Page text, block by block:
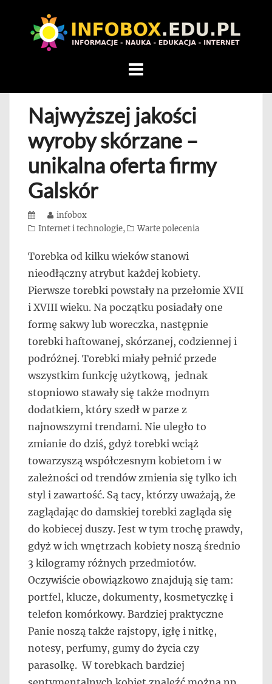
WITAMY
INFOBOX
INFORMACYJNY
STRON
blogu
przedstawiamy
przedsiębiorców,
którzy
rozwijając
innych
przedsiębiorczości
Najwyższej jakości
wyroby skórzane –
unikalna oferta firmy
Galskór
Posted
on
Author
infobox
Categories
Internet i technologie, Warte polecenia
Torebka od kilku wieków stanowi
nieodłączny atrybut każdej kobiety.
Pierwsze torebki powstały na przełomie XVII
i XVIII wieku. Na początku posiadały one
formę sakwy lub woreczka, następnie
torebki haftowanej, skórzanej, codziennej i
podróżnej. Torebki miały pełnić przede
wszystkim funkcję użytkową, jednak
stopniowo stawały się także modnym
dodatkiem, który szedł w parze z
najnowszymi trendami. Nie uległo to
zmianie do dziś, gdyż torebki wciąż
towarzyszą współczesnym kobietom i w
zależności od trendów zmienia się tylko ich
styl i zawartość. Są tacy, którzy uważają, że
zaglądając do damskiej torebki zagląda się
do kobiecej duszy. Jest w tym trochę prawdy,
gdyż w ich wnętrzach kobiety noszą średnio
3 kilogramy różnych przedmiotów.
Oczywiście obowiązkowo znajdują się tam:
portfel, klucze, dokumenty, kosmetyczkę i
telefon komórkowy. Bardziej praktyczne
Panie noszą także rajstopy, igłę i nitkę,
notesy, perfumy, gumy do życia czy
parasolkę. W torebkach bardziej